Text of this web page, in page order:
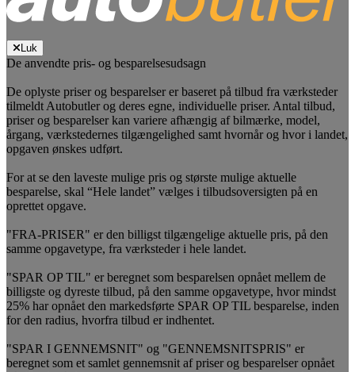
Luk
De anvendte pris- og besparelsesudsagn
De oplyste priser og besparelser er baseret på tilbud fra værksteder
tilmeldt Autobutler og deres egne, individuelle priser. Antal tilbud,
priser og besparelser kan variere afhængig af bilmærke, model,
årgang, værkstedernes tilgængelighed samt hvornår og hvor i landet,
opgaven ønskes udført.
For at se den laveste mulige pris og største mulige aktuelle
besparelse, skal “Hele landet” vælges i tilbudsoversigten på en
oprettet opgave.
"FRA-PRISER" er den billigst tilgængelige aktuelle pris, på den
samme opgavetype, fra værksteder i hele landet.
"SPAR OP TIL" er beregnet som besparelsen opnået mellem de
billigste og dyreste tilbud, på den samme opgavetype, hvor mindst
25% har opnået den markedsførte SPAR OP TIL besparelse, inden
for den radius, hvorfra tilbud er indhentet.
"SPAR I GENNEMSNIT" og "GENNEMSNITSPRIS" er
beregnet som et samlet gennemsnit af priser og besparelser opnået